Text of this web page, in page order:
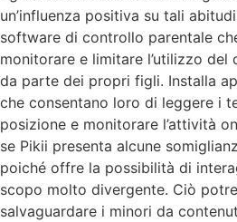
un’influenza positiva su tali
software di controllo parentale
monitorare e limitare l’utilizzo del
da parte dei propri figli. Installa
che consentano loro di leggere i
posizione e monitorare l’attività
se Pikii presenta alcune
poiché offre la possibilità di
scopo molto divergente. Ciò
salvaguardare i minori da